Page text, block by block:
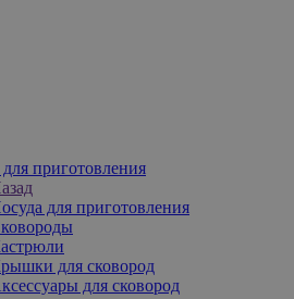
приготовления
для приготовления
для сковород
для сковород